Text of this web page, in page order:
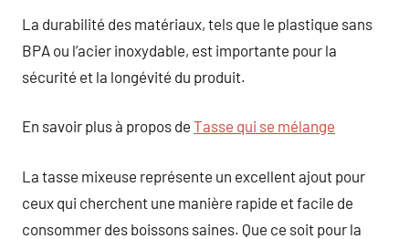
La durabilité des matériaux, tels que le plastique sans
BPA ou l’acier inoxydable, est importante pour la
sécurité et la longévité du produit.
En savoir plus à propos de Tasse qui se mélange
La tasse mixeuse représente un excellent ajout pour
ceux qui cherchent une manière rapide et facile de
consommer des boissons saines. Que ce soit pour la